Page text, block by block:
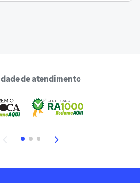
de atendimento